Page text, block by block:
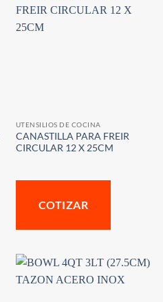
UTENSILIOS DE COCINA
CANASTILLA PARA FREIR
CIRCULAR 12 X 25CM
COTIZAR